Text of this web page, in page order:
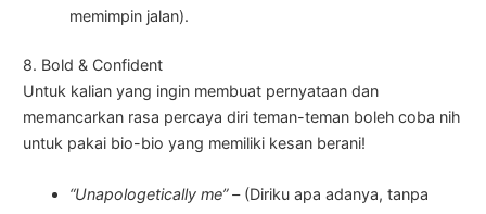
memimpin jalan).
8. Bold & Confident
Untuk kalian yang ingin membuat pernyataan dan
memancarkan rasa percaya diri teman-teman boleh coba nih
untuk pakai bio-bio yang memiliki kesan berani!
“Unapologetically me” – (Diriku apa adanya, tanpa